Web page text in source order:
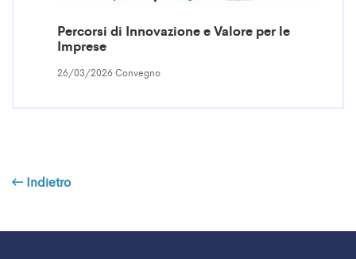
Percorsi di Innovazione e Valore per le
Imprese
26/03/2026 Convegno
Indietro